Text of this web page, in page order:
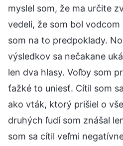
myslel som, že ma určite
vedeli, že som bol
som na to predpoklady.
výsledkov sa nečakane
len dva hlasy. Voľby som
ťažké to uniesť. Cítil som
ako vták, ktorý prišiel o
druhých ľudí som znášal
som sa cítil veľmi